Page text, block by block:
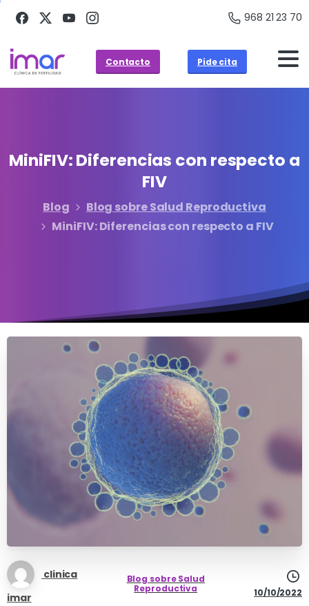
968 21 23 70
Contacto Pide cita
MiniFIV:Diferencias con respecto a
FIV
Blog
Blog sobre Salud Reproductiva
MiniFIV: Diferencias con respecto a FIV
clinica
imar
Blog sobre Salud
Reproductiva
10/10/2022